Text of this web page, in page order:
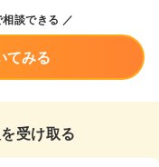
談できる
てみる
受け取る